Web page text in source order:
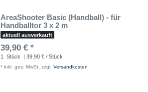
AreaShooter Basic (Handball) - für
Handballtor 3 x 2 m
aktuell ausverkauft
39,90 € *
1 Stück | 39,90 € / Stück
* inkl. ges. MwSt. zzgl. Versandkosten